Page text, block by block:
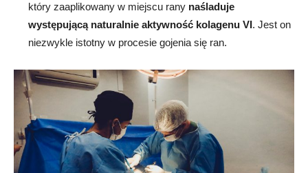
który zaaplikowany w miejscu rany naśladuje
występującą naturalnie aktywność kolagenu VI. Jest on
niezwykle istotny w procesie gojenia się ran.